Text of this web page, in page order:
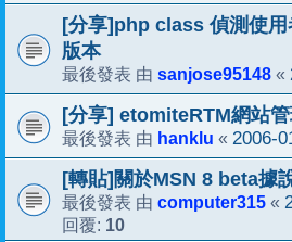
[分享]php class 偵測使
版本
最後發表 由 sanjose95148 «
[分享] etomiteRTM網站
最後發表 由 hanklu « 2006-
[轉貼]關於MSN 8 beta據
最後發表 由 computer315 «
回覆: 10